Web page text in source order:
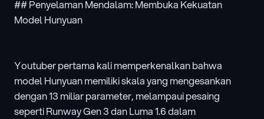
## Penyelaman Mendalam: Membuka Kekuatan
Model Hunyuan
Youtuber pertama kali memperkenalkan bahwa
model Hunyuan memiliki skala yang mengesankan
dengan 13 miliar parameter, melampaui pesaing
seperti Runway Gen 3 dan Luma 1.6 dalam